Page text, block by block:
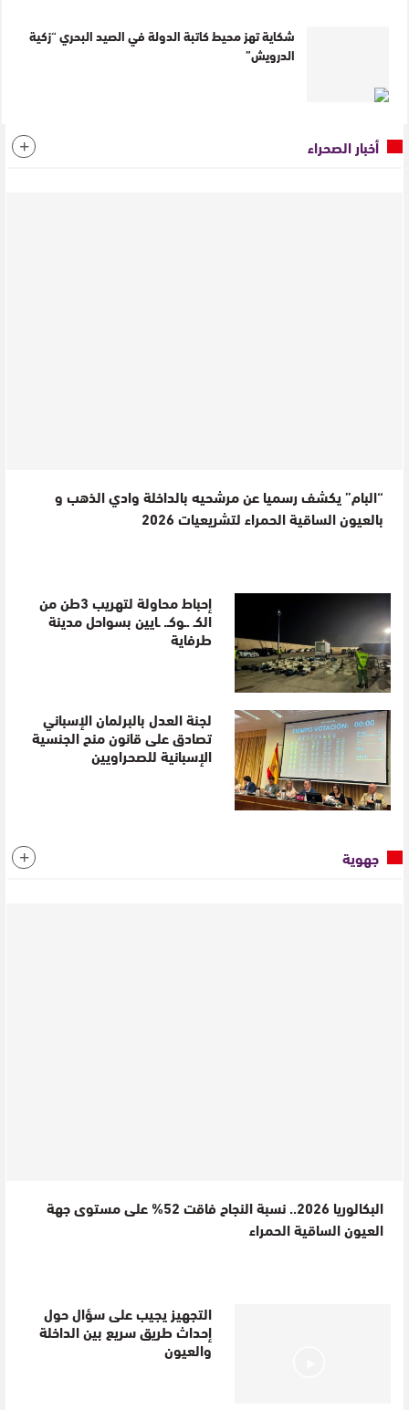
شكاية تهز محيط كاتبة الدولة في الصيد البحري “زكية
الدرويش”
أخبار الصحراء
“البام” يكشف رسميا عن مرشحيه بالداخلة وادي الذهب و
بالعيون الساقية الحمراء لتشريعيات 2026
إحباط محاولة لتهريب 3طن من
الكـ .ـوكـ. ـايين بسواحل مدينة
طرفاية
لجنة العدل بالبرلمان الإسباني
تصادق على قانون منح الجنسية
الإسبانية للصحراويين
جهوية
البكالوريا 2026.. نسبة النجاح فاقت 52% على مستوى جهة
العيون الساقية الحمراء
التجهيز يجيب على سؤال حول
إحداث طريق سريع بين الداخلة
والعيون